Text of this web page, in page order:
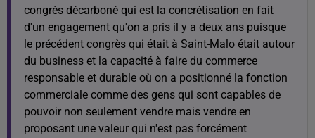
congrès décarboné qui est la concrétisation en fait
d'un engagement qu'on a pris il y a deux ans puisque
le précédent congrès qui était à Saint-Malo était autour
du business et la capacité à faire du commerce
responsable et durable où on a positionné la fonction
commerciale comme des gens qui sont capables de
pouvoir non seulement vendre mais vendre en
proposant une valeur qui n'est pas forcément